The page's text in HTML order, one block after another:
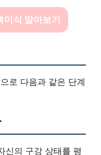
이식 알아보기
로 다음과 같은 단계
신의 구강 상태를 평